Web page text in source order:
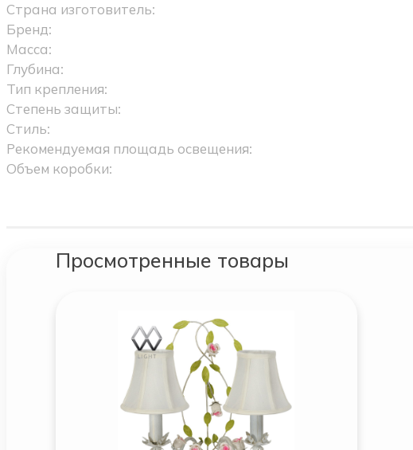
Страна изготовитель:
Бренд:
Масса:
Глубина:
Тип крепления:
Степень защиты:
Стиль:
Рекомендуемая площадь освещения:
Объем коробки:
Просмотренные товары